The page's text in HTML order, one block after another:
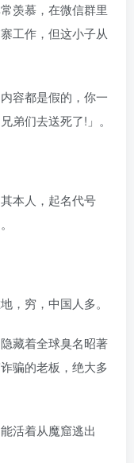
羡慕，在微信群里
工作，但这小子从
容都是假的，你一
弟们去送死了!」。
本人，起名代号
，穷，中国人多。
藏着全球臭名昭著
骗的老板，绝大多
活着从魔窟逃出